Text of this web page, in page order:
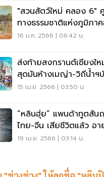
"สวนสัตว์ใหม่ คลอง 6"
ทางธรรมชาติแห่งภูมิภาค
16 ม.ค. 2566 | 06:42 น.
ส่งท้ายสงกรานต์เชียงใ
สุดมันห้างเมญ่า-วิถีน้ำฯ
15 เม.ย. 2566 | 03:50 น.
“หลินฮุ่ย” แพนด้าทูตสัน
ไทย-จีน เสียชีวิตแล้ว อา
19 เม.ย. 2566 | 03:14 น.